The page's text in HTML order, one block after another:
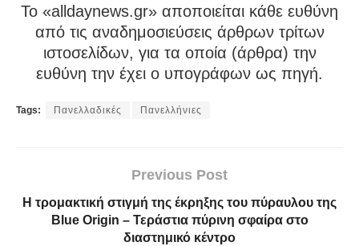
To «alldaynews.gr» αποποιείται κάθε ευθύνη
από τις αναδημοσιεύσεις άρθρων τρίτων
ιστοσελίδων, για τα οποία (άρθρα) την
ευθύνη την έχει ο υπογράφων ως πηγή.
Tags: Πανελλαδικές Πανελλήνιες
Previous Post
Η τρομακτική στιγμή της έκρηξης του πύραυλου της
Blue Origin – Τεράστια πύρινη σφαίρα στο
διαστημικό κέντρο